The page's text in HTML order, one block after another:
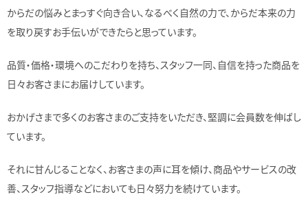
からだの悩みとまっすぐ向き合い、なるべく自然の力で、からだ本来の力
を取り戻すお手伝いができたらと思っています。
品質・価格・環境へのこだわりを持ち、スタッフ一同、自信を持った商品を
日々お客さまにお届けしています。
おかげさまで多くのお客さまのご支持をいただき、堅調に会員数を伸ばし
ています。
それに甘んじることなく、お客さまの声に耳を傾け、商品やサービスの改
善、スタッフ指導などにおいても日々努力を続けています。